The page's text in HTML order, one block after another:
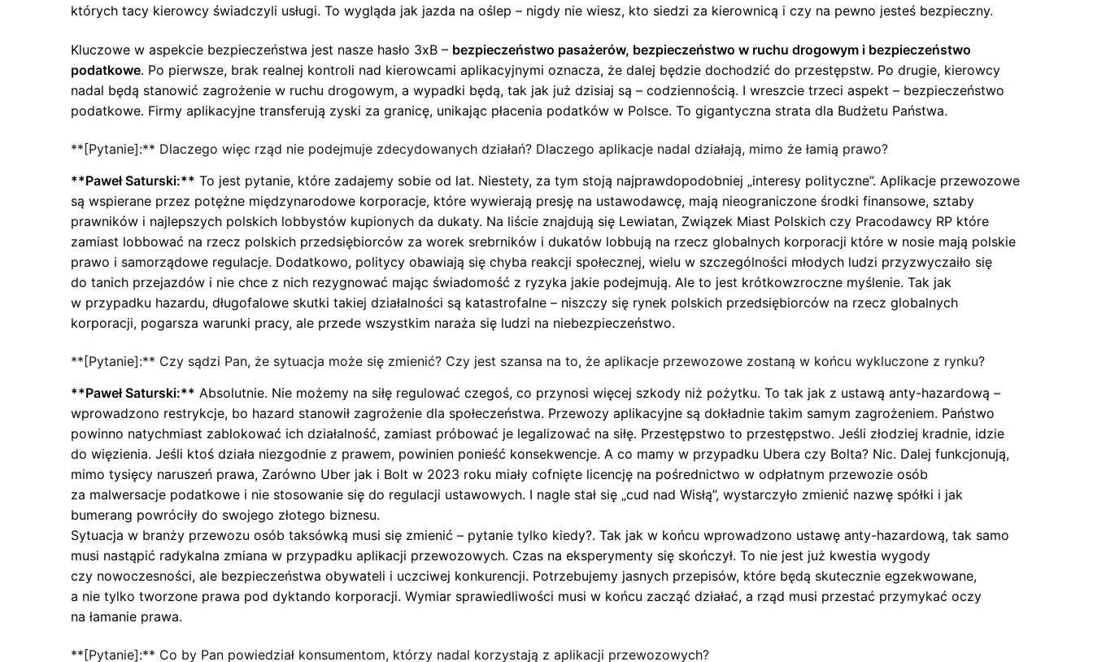
których tacy kierowcy świadczyli usługi. To wygląda jak jazda na oślep – nigdy nie wiesz, kto siedzi za kierownicą i czy na pewno jesteś bezpieczny.
Kluczowe w aspekcie bezpieczeństwa jest nasze hasło 3xB – bezpieczeństwo pasażerów, bezpieczeństwo w ruchu drogowym i bezpieczeństwo
podatkowe. Po pierwsze, brak realnej kontroli nad kierowcami aplikacyjnymi oznacza, że dalej będzie dochodzić do przestępstw. Po drugie, kierowcy
nadal będą stanowić zagrożenie w ruchu drogowym, a wypadki będą, tak jak już dzisiaj są – codziennością. I wreszcie trzeci aspekt – bezpieczeństwo
podatkowe. Firmy aplikacyjne transferują zyski za granicę, unikając płacenia podatków w Polsce. To gigantyczna strata dla Budżetu Państwa.
**[Pytanie]:** Dlaczego więc rząd nie podejmuje zdecydowanych działań? Dlaczego aplikacje nadal działają, mimo że łamią prawo?
**Paweł Saturski:** To jest pytanie, które zadajemy sobie od lat. Niestety, za tym stoją najprawdopodobniej „interesy polityczne”. Aplikacje przewozowe
są wspierane przez potężne międzynarodowe korporacje, które wywierają presję na ustawodawcę, mają nieograniczone środki finansowe, sztaby
prawników i najlepszych polskich lobbystów kupionych da dukaty. Na liście znajdują się Lewiatan, Związek Miast Polskich czy Pracodawcy RP które
zamiast lobbować na rzecz polskich przedsiębiorców za worek srebrników i dukatów lobbują na rzecz globalnych korporacji które w nosie mają polskie
prawo i samorządowe regulacje. Dodatkowo, politycy obawiają się chyba reakcji społecznej, wielu w szczególności młodych ludzi przyzwyczaiło się
do tanich przejazdów i nie chce z nich rezygnować mając świadomość z ryzyka jakie podejmują. Ale to jest krótkowzroczne myślenie. Tak jak
w przypadku hazardu, długofalowe skutki takiej działalności są katastrofalne – niszczy się rynek polskich przedsiębiorców na rzecz globalnych
korporacji, pogarsza warunki pracy, ale przede wszystkim naraża się ludzi na niebezpieczeństwo.
**[Pytanie]:** Czy sądzi Pan, że sytuacja może się zmienić? Czy jest szansa na to, że aplikacje przewozowe zostaną w końcu wykluczone z rynku?
**Paweł Saturski:** Absolutnie. Nie możemy na siłę regulować czegoś, co przynosi więcej szkody niż pożytku. To tak jak z ustawą anty-hazardową –
wprowadzono restrykcje, bo hazard stanowił zagrożenie dla społeczeństwa. Przewozy aplikacyjne są dokładnie takim samym zagrożeniem. Państwo
powinno natychmiast zablokować ich działalność, zamiast próbować je legalizować na siłę. Przestępstwo to przestępstwo. Jeśli złodziej kradnie, idzie
do więzienia. Jeśli ktoś działa niezgodnie z prawem, powinien ponieść konsekwencje. A co mamy w przypadku Ubera czy Bolta? Nic. Dalej funkcjonują,
mimo tysięcy naruszeń prawa, Zarówno Uber jak i Bolt w 2023 roku miały cofnięte licencję na pośrednictwo w odpłatnym przewozie osób
za malwersacje podatkowe i nie stosowanie się do regulacji ustawowych. I nagle stał się „cud nad Wisłą”, wystarczyło zmienić nazwę spółki i jak
bumerang powróciły do swojego złotego biznesu.
Sytuacja w branży przewozu osób taksówką musi się zmienić – pytanie tylko kiedy?. Tak jak w końcu wprowadzono ustawę anty-hazardową, tak samo
musi nastąpić radykalna zmiana w przypadku aplikacji przewozowych. Czas na eksperymenty się skończył. To nie jest już kwestia wygody
czy nowoczesności, ale bezpieczeństwa obywateli i uczciwej konkurencji. Potrzebujemy jasnych przepisów, które będą skutecznie egzekwowane,
a nie tylko tworzone prawa pod dyktando korporacji. Wymiar sprawiedliwości musi w końcu zacząć działać, a rząd musi przestać przymykać oczy
na łamanie prawa.
**[Pytanie]:** Co by Pan powiedział konsumentom, którzy nadal korzystają z aplikacji przewozowych?